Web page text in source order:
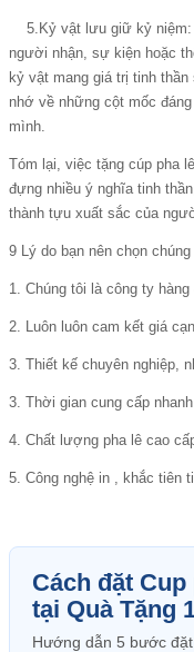
5.Kỷ vật lưu giữ kỷ
người nhận, sự kiện hoặc
kỷ vật mang giá trị tinh
nhớ về những cột mốc
mình.
Tóm lại, việc tặng cúp pha
đựng nhiều ý nghĩa tinh
thành tựu xuất sắc của
9 Lý do bạn nên chọn
1. Chúng tôi là công ty
2. Luôn luôn cam kết giá
3. Thiết kế chuyên nghiệp,
3. Thời gian cung cấp nhanh
4. Chất lượng pha lê cao
5. Công nghệ in , khắc tiên
Cách đặt
tại Quà Tặng
Hướng dẫn 5 bước